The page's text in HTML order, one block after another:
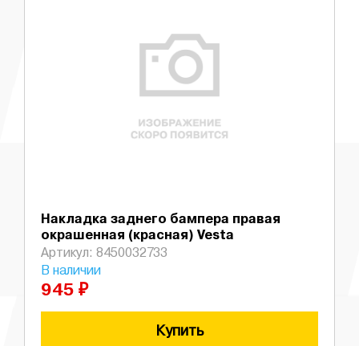
Накладка заднего бампера правая
окрашенная (красная) Vesta
Артикул: 8450032733
В наличии
945 ₽
Купить